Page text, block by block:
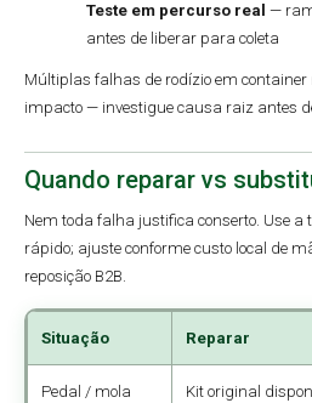
Teste em percurso real —
antes de liberar para coleta
Múltiplas falhas de rodízio em
impacto — investigue causa raiz antes
Quando reparar vs
Nem toda falha justifica conserto. Use a
rápido; ajuste conforme custo local de
reposição B2B.
Situação Reparar
Pedal / mola
Kit original